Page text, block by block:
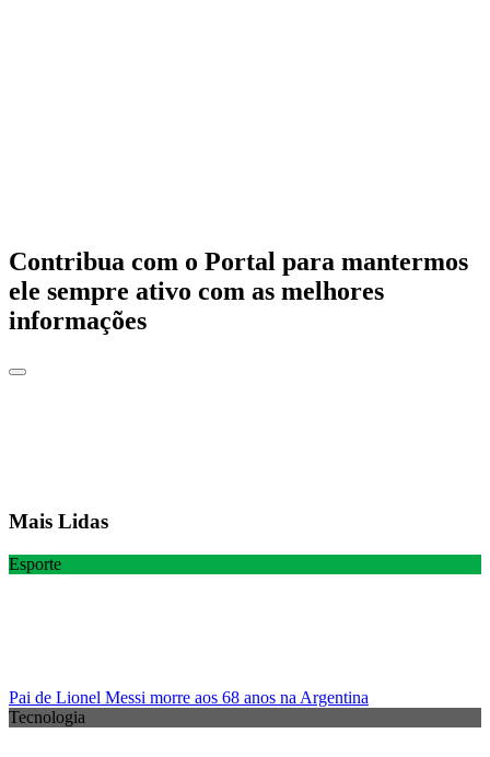
Contribua com o Portal para mantermos
ele sempre ativo com as melhores
informações
Mais Lidas
Esporte
Pai de Lionel Messi morre aos 68 anos na Argentina
Tecnologia